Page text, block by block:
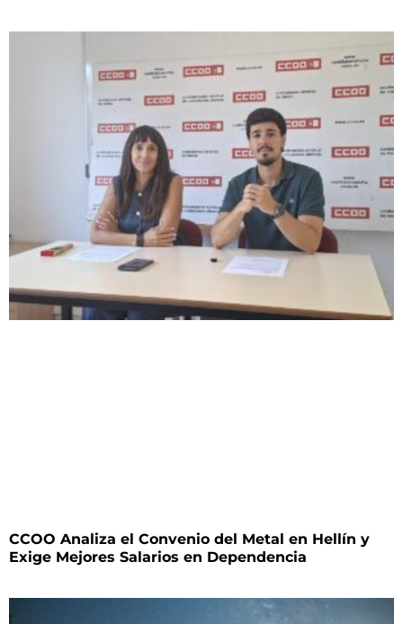
CCOO Analiza el Convenio del Metal en Hellín y
Exige Mejores Salarios en Dependencia